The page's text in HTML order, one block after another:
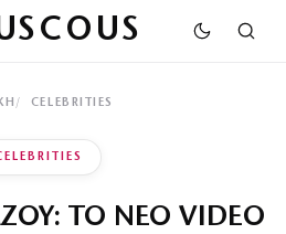
CELEBRITIES
ΤΟ ΝΕΟ VIDEO